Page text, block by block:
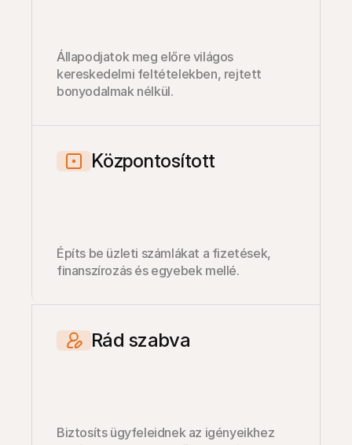
Állapodjatok meg előre világos
kereskedelmi feltételekben, rejtett
bonyodalmak nélkül.
Központosított
Építs be üzleti számlákat a fizetések,
finanszírozás és egyebek mellé.
Rád szabva
Biztosíts ügyfeleidnek az igényeikhez